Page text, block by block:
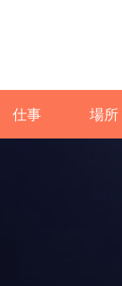
仕事 場所